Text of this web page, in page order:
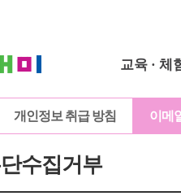
교육 · 체
개인정보 취급 방침 이메
수집거부